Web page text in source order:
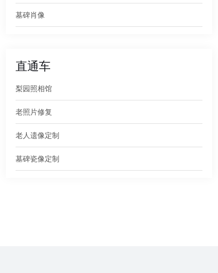
墓碑肖像
直通车
梨园照相馆
老照片修复
老人遗像定制
墓碑瓷像定制